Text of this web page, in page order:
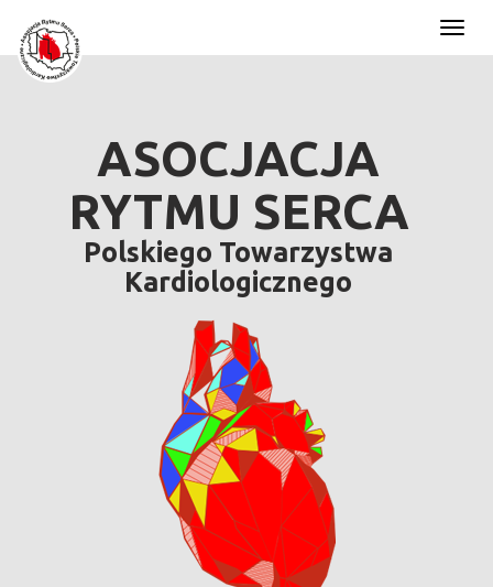
ASOCJACJA
RYTMU SERCA
Polskiego Towarzystwa
Kardiologicznego